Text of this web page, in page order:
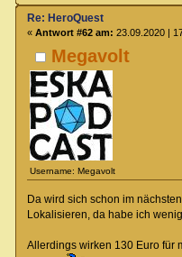
Megavolt
Username: Megavolt
Re: HeroQuest
« Antwort #62 am: 23.09.2020 |
Da wird sich schon im
Lokalisieren, da habe ich
Allerdings wirken 130 Euro für